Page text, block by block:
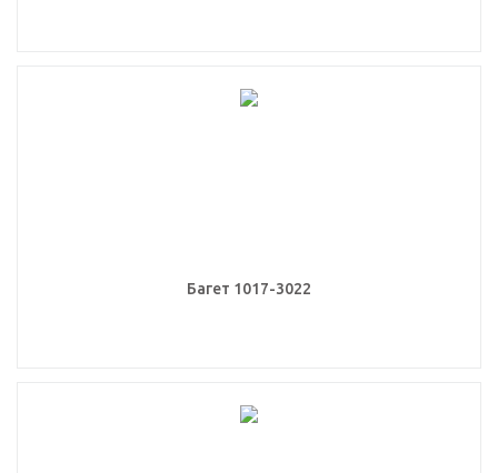
Багет 1017-3022